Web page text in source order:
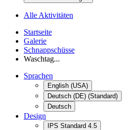
Alle Aktivitäten
Startseite
Galerie
Schnappschüsse
Waschtag...
Sprachen
English (USA)
Deutsch (DE) (Standard)
Deutsch
Design
IPS Standard 4.5